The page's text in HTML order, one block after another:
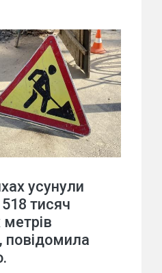
усунули
тисяч